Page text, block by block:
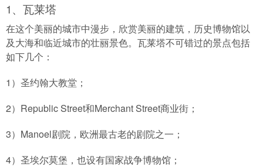
1、瓦莱塔
在这个美丽的城市中漫步，欣赏美丽的建筑，历史博物馆以
及大海和临近城市的壮丽景色。瓦莱塔不可错过的景点包括
如下几个：
1）圣约翰大教堂；
2）Republic Street和Merchant Street商业街；
3）Manoel剧院，欧洲最古老的剧院之一；
4）圣埃尔莫堡，也设有国家战争博物馆；